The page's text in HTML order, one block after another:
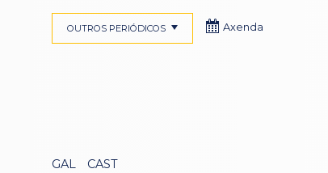
GAL CAST
OUTROS PERIÓDICOS Axenda